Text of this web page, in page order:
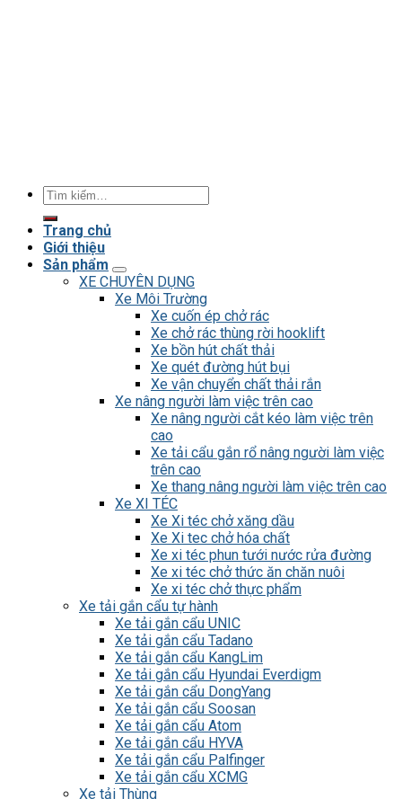
Tìm
Trang chủ
Giới thiệu
Sản phẩm
XE CHUYÊN DỤNG
Xe Môi Trường
Xe cuốn ép chở rác
Xe chở rác thùng rời hooklift
Xe bồn hút chất thải
Xe quét đường hút bụi
Xe vận chuyển chất thải rắn
Xe nâng người làm việc trên cao
Xe nâng người cắt kéo làm việc trên
cao
Xe tải cẩu gắn rổ nâng người làm việc
trên cao
Xe thang nâng người làm việc trên cao
Xe XI TÉC
Xe Xi téc chở xăng dầu
Xe Xi tec chở hóa chất
Xe xi téc phun tưới nước rửa đường
Xe xi téc chở thức ăn chăn nuôi
Xe xi téc chở thực phẩm
Xe tải gắn cẩu tự hành
Xe tải gắn cẩu UNIC
Xe tải gắn cẩu Tadano
Xe tải gắn cẩu KangLim
Xe tải gắn cẩu Hyundai Everdigm
Xe tải gắn cẩu DongYang
Xe tải gắn cẩu Soosan
Xe tải gắn cẩu Atom
Xe tải gắn cẩu HYVA
Xe tải gắn cẩu Palfinger
Xe tải gắn cẩu XCMG
Xe tải Thùng